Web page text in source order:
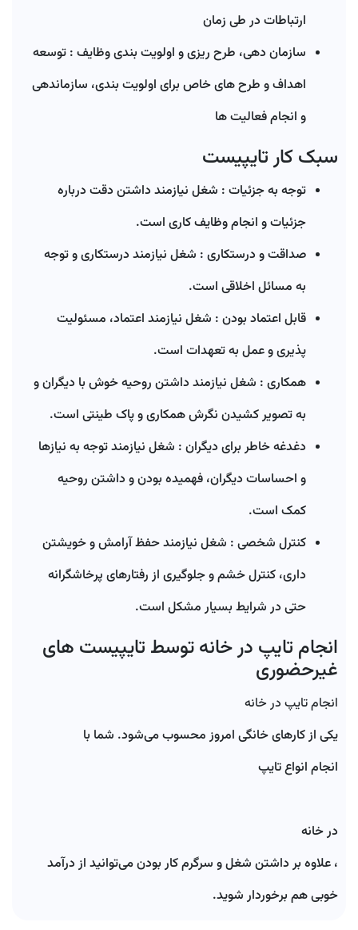
ارتباطات در طی زمان
سازمان دهی، طرح ریزی و اولویت بندی وظایف : توسعه
اهداف و طرح های خاص برای اولویت بندی، سازماندهی
و انجام فعالیت ها
سبک کار تایپیست
توجه به جزئیات : شغل نیازمند داشتن دقت درباره
جزئیات و انجام وظایف کاری است.
صداقت و درستکاری : شغل نیازمند درستکاری و توجه
به مسائل اخلاقی است.
قابل اعتماد بودن : شغل نیازمند اعتماد، مسئولیت
پذیری و عمل به تعهدات است.
همکاری : شغل نیازمند داشتن روحیه خوش با دیگران و
به تصویر کشیدن نگرش همکاری و پاک طینتی است.
دغدغه خاطر برای دیگران : شغل نیازمند توجه به نیازها
و احساسات دیگران، فهمیده بودن و داشتن روحیه
کمک است.
کنترل شخصی : شغل نیازمند حفظ آرامش و خویشتن
داری، کنترل خشم و جلوگیری از رفتارهای پرخاشگرانه
حتی در شرایط بسیار مشکل است.
انجام تایپ در خانه توسط تایپیست های
غیرحضوری
انجام تایپ در خانه
یکی از کارهای خانگی امروز محسوب می‌شود. شما با
انجام انواع تایپ
در خانه
، علاوه بر داشتن شغل و سرگرم کار بودن می‌توانید از درآمد
خوبی هم برخوردار شوید.